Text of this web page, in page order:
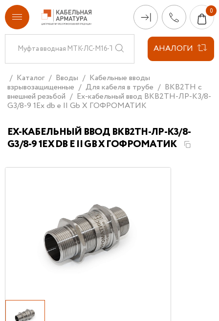
АНАЛОГИ
Каталог Вводы
Кабельные вводы
взрывозащищенные
Для кабеля в трубе
ВКВ2ТН с
внешней резьбой
Ех-кабельный ввод ВКВ2ТН-ЛР-К3/8-
G3/8-9 1Ex db e II Gb X ГОФРОМАТИК
ЕХ-КАБЕЛЬНЫЙ ВВОД ВКВ2ТН-ЛР-К3/8-
G3/8-9 1EX DB E II GB X ГОФРОМАТИК